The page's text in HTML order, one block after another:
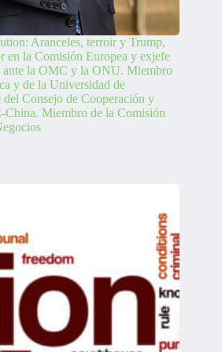
Aranceles, terroir y Trump,
en la Comisión Europea y exjefe
ante la OMC y la ONU. Miembro
y de la Universidad de
Consejo de Cooperación y
Miembro de la Comisión